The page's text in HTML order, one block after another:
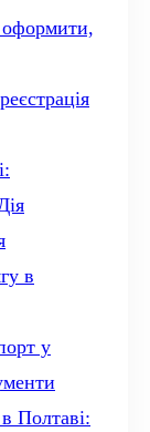
в
у
Полтаві: